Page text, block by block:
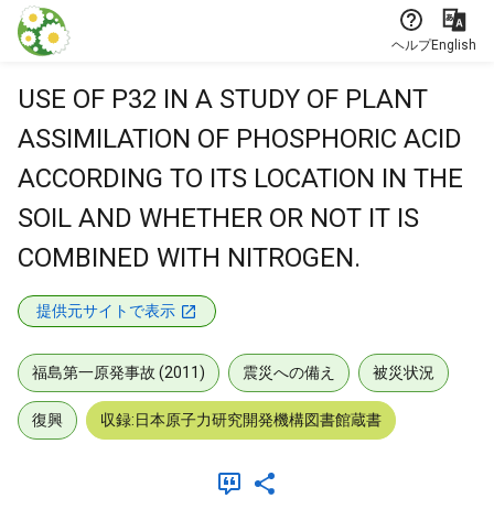
本文に飛ぶ
ヘルプEnglish
USE OF P32 IN A STUDY OF PLANT
ASSIMILATION OF PHOSPHORIC ACID
ACCORDING TO ITS LOCATION IN THE
SOIL AND WHETHER OR NOT IT IS
COMBINED WITH NITROGEN.
提供元サイトで表示
福島第一原発事故 (2011) 震災への備え 被災状況
復興 収録:日本原子力研究開発機構図書館蔵書